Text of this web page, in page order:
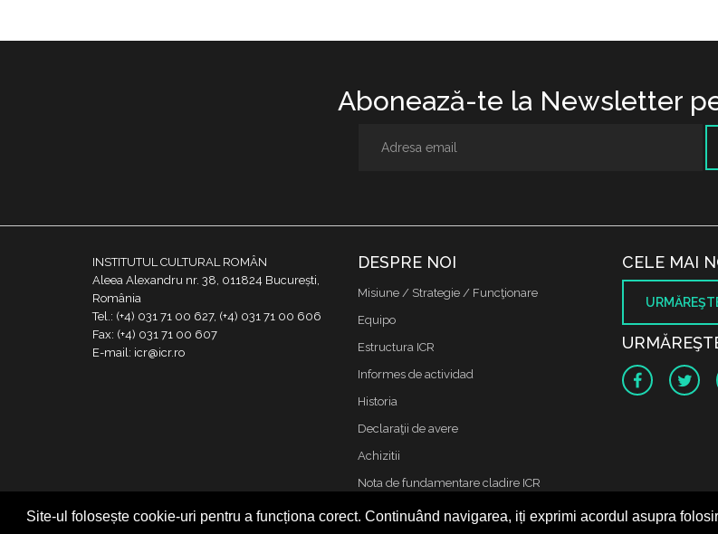
Site-ul folosește cookie-uri pentru a funcționa corect. Continuând navigarea, iți exprimi acordul asupra
Abonează-te la Newsletter
INSTITUTUL CULTURAL ROMÂN
Aleea Alexandru nr. 38, 011824 București,
România
Tel.: (+4) 031 71 00 627, (+4) 031 71 00 606
Fax: (+4) 031 71 00 607
E-mail: icr@icr.ro
DESPRE NOI
Misiune / Strategie / Funcţionare
Equipo
Estructura ICR
Informes de actividad
Historia
Declaraţii de avere
Achizitii
Nota de fundamentare cladire ICR
Contacto
CELE MAI